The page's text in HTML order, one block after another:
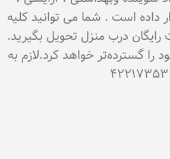
داده است . شما می توانید کلیه
رایگان درب منزل تحویل بگیرید.
گسترده‌تر خواهد کرد.لازم به